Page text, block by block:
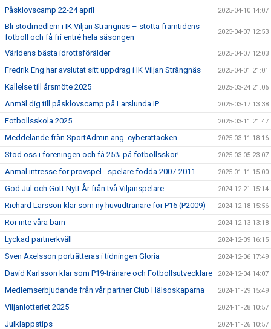
Påsklovscamp 22-24 april 2025-04-10 14:07
Bli stödmedlem i IK Viljan Strängnäs – stötta framtidens
fotboll och få fri entré hela säsongen
2025-04-07 12:53
Världens bästa idrottsförälder 2025-04-07 12:03
Fredrik Eng har avslutat sitt uppdrag i IK Viljan Strängnäs 2025-04-01 21:01
Kallelse till årsmöte 2025 2025-03-24 21:06
Anmäl dig till påsklovscamp på Larslunda IP 2025-03-17 13:38
Fotbollsskola 2025 2025-03-11 21:47
Meddelande från SportAdmin ang. cyberattacken 2025-03-11 18:16
Stöd oss i föreningen och få 25% på fotbollsskor! 2025-03-05 23:07
Anmäl intresse för provspel - spelare födda 2007-2011 2025-01-11 15:00
God Jul och Gott Nytt År från två Viljanspelare 2024-12-21 15:14
Richard Larsson klar som ny huvudtränare för P16 (P2009) 2024-12-18 15:56
Rör inte våra barn 2024-12-13 13:18
Lyckad partnerkväll 2024-12-09 16:15
Sven Axelsson porträtteras i tidningen Gloria 2024-12-06 17:49
David Karlsson klar som P19-tränare och Fotbollsutvecklare 2024-12-04 14:07
Medlemserbjudande från vår partner Club Hälsoskaparna 2024-11-29 15:49
Viljanlotteriet 2025 2024-11-28 10:57
Julklappstips 2024-11-26 10:57